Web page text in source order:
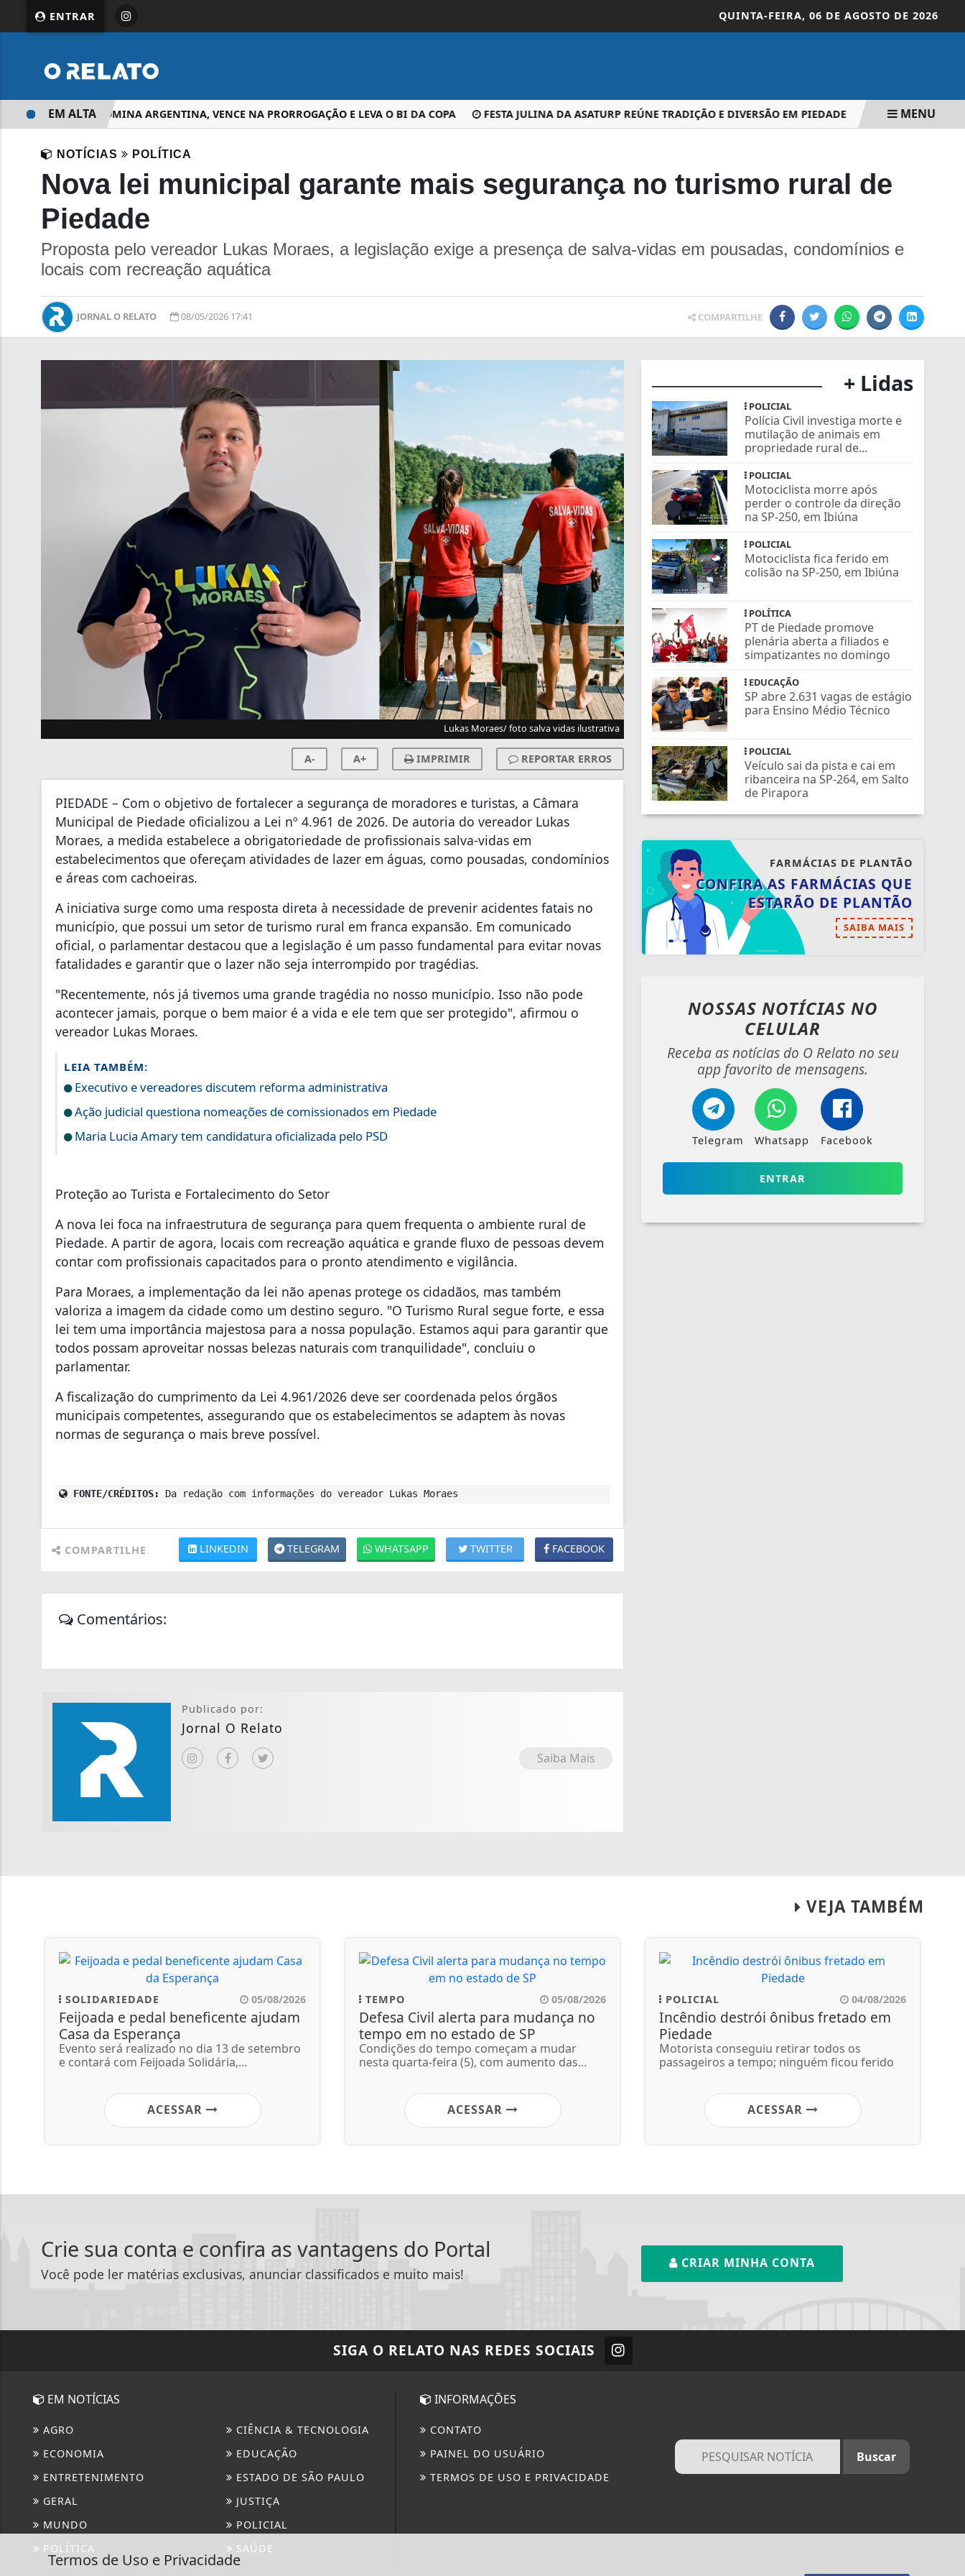
ENTRAR QUINTA-FEIRA, 06 DE AGOSTO DE 2026
ESPANHA DOMINA ARGENTINA, VENCE NA PRORROGAÇÃO E LEVA O BI DA COPA FESTA JULINA DA ASATURP REÚNE TRADIÇÃO E DIVERSÃO EM PIEDADE BAIXAS
EM ALTA MENU
NOTÍCIAS POLÍTICA
Nova lei municipal garante mais segurança no turismo rural de
Piedade
Proposta pelo vereador Lukas Moraes, a legislação exige a presença de salva-vidas em pousadas, condomínios e
locais com recreação aquática
JORNAL O RELATO 08/05/2026 17:41 COMPARTILHE
Lukas Moraes/ foto salva vidas ilustrativa
A- A+ IMPRIMIR REPORTAR ERROS
PIEDADE – Com o objetivo de fortalecer a segurança de moradores e turistas, a Câmara
Municipal de Piedade oficializou a Lei nº 4.961 de 2026. De autoria do vereador Lukas
Moraes, a medida estabelece a obrigatoriedade de profissionais salva-vidas em
estabelecimentos que ofereçam atividades de lazer em águas, como pousadas, condomínios
e áreas com cachoeiras.
​A iniciativa surge como uma resposta direta à necessidade de prevenir acidentes fatais no
município, que possui um setor de turismo rural em franca expansão. Em comunicado
oficial, o parlamentar destacou que a legislação é um passo fundamental para evitar novas
fatalidades e garantir que o lazer não seja interrompido por tragédias.
​"Recentemente, nós já tivemos uma grande tragédia no nosso município. Isso não pode
acontecer jamais, porque o bem maior é a vida e ele tem que ser protegido", afirmou o
vereador Lukas Moraes.
LEIA TAMBÉM:
Executivo e vereadores discutem reforma administrativa
Ação judicial questiona nomeações de comissionados em Piedade
Maria Lucia Amary tem candidatura oficializada pelo PSD
​Proteção ao Turista e Fortalecimento do Setor
​A nova lei foca na infraestrutura de segurança para quem frequenta o ambiente rural de
Piedade. A partir de agora, locais com recreação aquática e grande fluxo de pessoas devem
contar com profissionais capacitados para o pronto atendimento e vigilância.
​Para Moraes, a implementação da lei não apenas protege os cidadãos, mas também
valoriza a imagem da cidade como um destino seguro. "O Turismo Rural segue forte, e essa
lei tem uma importância majestosa para a nossa população. Estamos aqui para garantir que
todos possam aproveitar nossas belezas naturais com tranquilidade", concluiu o
parlamentar.
​A fiscalização do cumprimento da Lei 4.961/2026 deve ser coordenada pelos órgãos
municipais competentes, assegurando que os estabelecimentos se adaptem às novas
normas de segurança o mais breve possível.
FONTE/CRÉDITOS: Da redação com informações do vereador Lukas Moraes
COMPARTILHE FACEBOOK
TWITTER
WHATSAPP
TELEGRAM
LINKEDIN
Comentários:
Publicado por:
Jornal O Relato
Saiba Mais
+ Lidas
POLICIAL
Polícia Civil investiga morte e
mutilação de animais em
propriedade rural de...
POLICIAL
Motociclista morre após
perder o controle da direção
na SP-250, em Ibiúna
POLICIAL
Motociclista fica ferido em
colisão na SP-250, em Ibiúna
POLÍTICA
PT de Piedade promove
plenária aberta a filiados e
simpatizantes no domingo
EDUCAÇÃO
SP abre 2.631 vagas de estágio
para Ensino Médio Técnico
POLICIAL
Veículo sai da pista e cai em
ribanceira na SP-264, em Salto
de Pirapora
FARMÁCIAS DE PLANTÃO
CONFIRA AS FARMÁCIAS QUE
ESTARÃO DE PLANTÃO
SAIBA MAIS
NOSSAS NOTÍCIAS NO
CELULAR
Receba as notícias do O Relato no seu
app favorito de mensagens.
Telegram Whatsapp Facebook
ENTRAR
VEJA TAMBÉM
SOLIDARIEDADE 05/08/2026
Feijoada e pedal beneficente ajudam
Casa da Esperança
Evento será realizado no dia 13 de setembro
e contará com Feijoada Solidária,...
ACESSAR
TEMPO 05/08/2026
Defesa Civil alerta para mudança no
tempo em no estado de SP
Condições do tempo começam a mudar
nesta quarta-feira (5), com aumento das...
ACESSAR
POLICIAL 04/08/2026
Incêndio destrói ônibus fretado em
Piedade
Motorista conseguiu retirar todos os
passageiros a tempo; ninguém ficou ferido
ACESSAR
Crie sua conta e confira as vantagens do Portal
Você pode ler matérias exclusivas, anunciar classificados e muito mais!
CRIAR MINHA CONTA
SIGA O RELATO NAS REDES SOCIAIS
EM NOTÍCIAS
AGRO
CIÊNCIA & TECNOLOGIA
ECONOMIA
EDUCAÇÃO
ENTRETENIMENTO
ESTADO DE SÃO PAULO
GERAL
JUSTIÇA
MUNDO
POLICIAL
POLÍTICA
SAÚDE
INFORMAÇÕES
CONTATO
PAINEL DO USUÁRIO
TERMOS DE USO E PRIVACIDADE
Termos de Uso e Privacidade